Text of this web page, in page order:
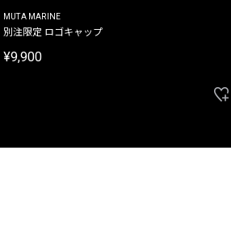
MUTA MARINE
別注限定 ロゴキャップ
¥9,900